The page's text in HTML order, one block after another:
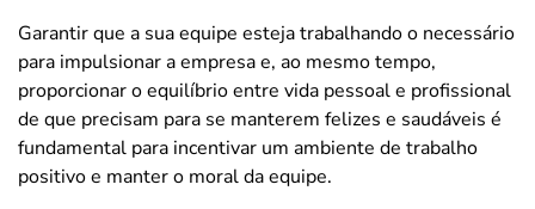
Garantir que a sua equipe esteja trabalhando o necessário
para impulsionar a empresa e, ao mesmo tempo,
proporcionar o equilíbrio entre vida pessoal e profissional
de que precisam para se manterem felizes e saudáveis é
fundamental para incentivar um ambiente de trabalho
positivo e manter o moral da equipe.